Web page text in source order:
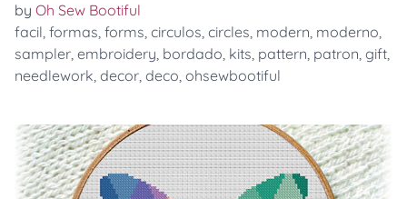
by Oh Sew Bootiful
facil, formas, forms, circulos, circles, modern, moderno,
sampler, embroidery, bordado, kits, pattern, patron, gift,
needlework, decor, deco, ohsewbootiful